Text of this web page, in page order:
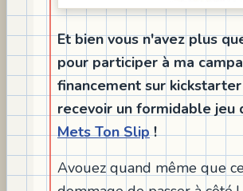
Et bien vous n'avez plus
pour participer à ma
financement sur
recevoir un formidable jeu
Mets Ton Slip!
Avouez quand même que